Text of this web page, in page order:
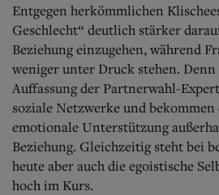
Entgegen herkömmlichen
Geschlecht“ deutlich stärker
Beziehung einzugehen, während
weniger unter Druck stehen.
Auffassung der Partnerwahl-
soziale Netzwerke und
emotionale Unterstützung
Beziehung. Gleichzeitig steht bei
heute aber auch die egoistische
hoch im Kurs.